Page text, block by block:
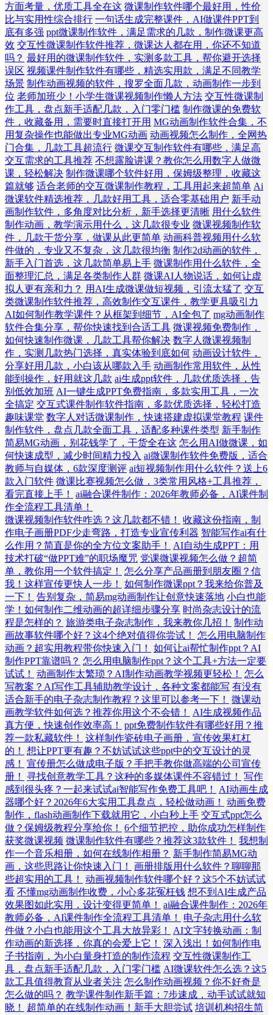
方面考量，优质工具全在这 微课制作软件哪个最好用，性价
比与实用性综合排行 一句话生成完整课件，AI做课件PPT到
底有多强 ppt微课制作软件，满足需求的几款，制作微课更高
效 交互性微课制作软件推荐，微课达人都在用，你还不知道
吗？ 最好用的微课制作软件，实测多款工具，帮你避开选择
误区 视频课件制作软件有哪些，精选实用款，满足不同教学
场景 制作动画视频的软件，搜罗全面几款，动画制作一步到
位 老师加班少！小学生微课视频制作懒人方法 交互性微课制
作工具，盘点新手适配几款，入门零门槛 制作微课的免费软
件，收藏备用，需要时直接打开用 MG动画制作软件合集，不
用复杂操作也能做出专业MG动画 动画视频怎么制作，全网热
门合集，几款工具超流行 微课交互制作软件有哪些，满足高
交互需求的工具推荐 不想露脸讲课？教你怎么用数字人做微
课，轻松解决 制作微课哪个软件好用，保姆级整理，收藏这
篇就够 适合老师的交互微课制作教程，工具用起来超简单 Ai
微课软件精选推荐，几款好用工具，适合零基础用户 新手动
画制作软件，多角度对比分析，新手选择更清晰 用什么软件
制作动画，教学演示用什么，这几款很专业 微课视频制作软
件，几款干货分享，做课从此更简单 动画科普视频用什么软
件做的，专业又不复杂，这几款很均衡 制作2d动画的软件，
新手入门首选，这几款简单易上手 微课制作用什么软件，全
面整理汇总，满足各类制作人群 微课AI人物说话，如何让虚
拟人更有亲和力？ 用AI生成微课做短视频，引流太猛了 交互
类微课制作软件推荐，高效制作交互课件，教学更具吸引力
AI如何制作教学课件？从框架到细节，AI全包了 mg动画制作
软件合集分享，帮你快速找到合适工具 微课视频免费制作，
如何快速制作微课，几款工具帮你解决 数字人微课视频制
作，实测几款热门选择，真实体验到底如何 动画设计软件，
分享好用几款，小白该从哪款入手 动画制作常用软件，从性
能到操作，好用就这几款 ai生成ppt软件，几款优质选择，告
别低效加班 AI一键生成PPT免费指南，多款实用工具，一次
全搞定 交互式课件制作软件指南，多款优质选择，轻松打造
趣味课堂 数字人对话微课制作，快速搭建虚拟课堂教程 课件
制作软件，盘点几款全面工具，适配多种课件类型 新手制作
简易MG动画，别花钱学了，干货全在这 怎么用AI做微课，如
何快速成型，减少时间精力投入 ai微课制作软件免费版，适合
教师与自媒体，6款深度测评 ai短视频制作用什么软件？送上6
款入门软件 微课比赛视频怎么做，3类常用风格+工具推荐，
看完直接上手！
ai融合课件制作：2026年教师必备，AI课件制
作全流程工具清单！
微课视频制作软件咋选？这几款都不错！
收藏这份指南，制
作电子画册PDF少走弯路，打造专业宣传利器 智能写作ai有什
么作用？简直是你的全方位文案助手！
AI自动生成PPT：用
技术打破“做PPT难”的职场魔咒 党课微课视频怎么做？超简
单，教你用一个软件搞定！
怎么分享产品画册到朋友圈？信
我！这样宣传更快人一步！
如何制作微课ppt？我来给你普及
一下！
告别复杂，简易mg动画制作让创意快速落地 小白也能
学！如何制作二维动画的超详细步骤分享 时尚杂志设计的流
程是怎样的？ 旅游类电子杂志制作，我来教你几招！
制作动
画故事软件哪个好？这4个绝对值得你尝试！
怎么用电脑制作
动画？超实用教程带你快速入门！
如何让ai帮忙制作ppt？AI
制作PPT靠谱吗？ 怎么用电脑制作ppt？这个工具+方法一定要
试试！
动画制作太繁琐？AI制作动画教学视频更轻松！
怎么
写教案？AI写作工具辅助教学设计，各种文案都能写 有没有
适合新手的电子杂志制作教程？这里可以参考一下！
微课动
画教学软件如何选？推荐你用这个不会错！
AI生成视频作品
真方便，快速创作效率高！
ppt免费制作软件有哪些好用？推
荐一款私藏软件！
这样制作瓷砖电子画册，宣传效果杠杠
的！
想让PPT更有趣？不妨试试这些ppt中的交互设计的灵
感！
宣传册怎么做成电子版？手把手教你做高端的公司宣传
册！
寻找创意教学工具？这种的多媒体课件不容错过！
写作
感到很头疼？一起来试试ai智能写作免费工具吧！
AI动画生成
器哪个好？2026年6大实用工具盘点，轻松做动画！
动画免费
制作，flash动画制作下载就用它，小白秒上手 交互式ppt怎么
做？保姆级教程分享给你！
6个细节把控，助你成功怎样制作
获奖微课视频 微课制作软件有哪些？推荐这3款软件！
我想制
作一个音乐相册，如何在线制作相册？ 新手制作简易MG动
画，这些思路让你快速入门！
画册排版用什么软件？聊聊那
些超实用的工具！
动画视频制作软件哪个好？这5个不妨试试
看 不懂mg动画制作收费，小心多花冤枉钱 想不到AI生成产品
效果图如此实用，设计变得更简单！
ai融合课件制作：2026年
教师必备，AI课件制作全流程工具清单！
电子杂志用什么软
件做？小白也能用这个工具大放异彩！
AI文字转换动画：制
作动画的新选择，你真的会爱上它！
深入浅出！如何制作电
子书指南，为小白量身打造的制作流程 交互性微课制作工
具，盘点新手适配几款，入门零门槛 AI微课软件怎么选？这5
款工具值得教育从业者关注 怎么制作动画视频？你不好奇是
怎么做的吗？ 教学课件制作新手篇：7步速成，动手试试就知
晓！
超简单的在线制作动画！新手大胆尝试 培训机构招生简